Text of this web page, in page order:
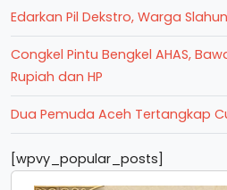
Edarkan Pil Dekstro, Warga
Congkel Pintu Bengkel AHAS,
Rupiah dan HP
Dua Pemuda Aceh Tertangkap
[wpvy_popular_posts]